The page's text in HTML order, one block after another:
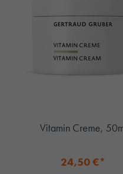
Vitamin Creme,
24,50 €*